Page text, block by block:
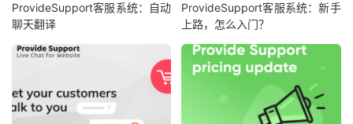
ProvideSupport客服系统：自动
聊天翻译
ProvideSupport客服系统：新手
上路，怎么入门？